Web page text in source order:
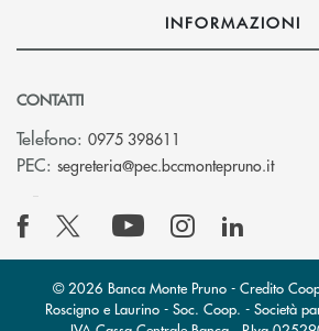
INFORMAZIONI
CONTATTI
Telefono: 0975 398611
PEC: segreteria@pec.bccmontepruno.it(si
© 2026 Banca Monte Pruno - Credito
Roscigno e Laurino - Soc. Coop. - Società